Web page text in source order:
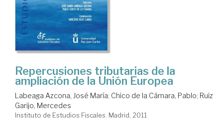
Repercusiones tributarias de la
ampliación de la Unión Europea
Labeaga Azcona, José María; Chico de la Cámara, Pablo; Ruiz
Garijo, Mercedes
Instituto de Estudios Fiscales. Madrid, 2011